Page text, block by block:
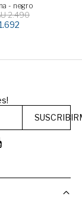
- negro
2.490